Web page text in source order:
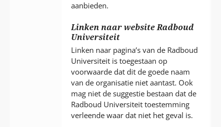
aanbieden.
Linken naar website Radboud
Universiteit
Linken naar pagina’s van de Radboud
Universiteit is toegestaan op
voorwaarde dat dit de goede naam
van de organisatie niet aantast. Ook
mag niet de suggestie bestaan dat de
Radboud Universiteit toestemming
verleende waar dat niet het geval is.